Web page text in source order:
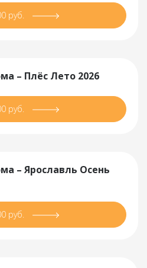
руб.
– Плёс Лето 2026
руб.
– Ярославль Осень
руб.